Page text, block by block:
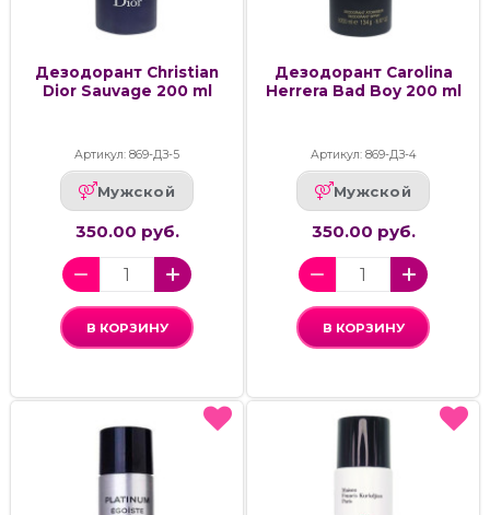
Дезодорант Christian
Dior Sauvage 200 ml
Артикул: 869-ДЗ-5
Мужской
350.00 руб.
В КОРЗИНУ
Дезодорант Carolina
Herrera Bad Boy 200 ml
Артикул: 869-ДЗ-4
Мужской
350.00 руб.
В КОРЗИНУ